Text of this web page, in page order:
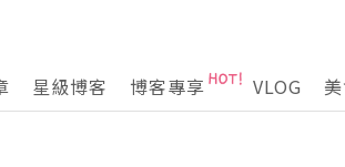
星級博客 博客專享 VLOG